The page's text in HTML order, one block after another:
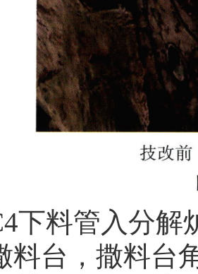
下料管入分
料台，撒料台